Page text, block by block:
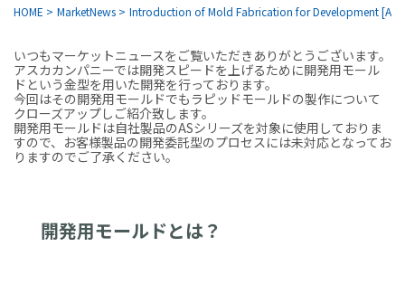
HOME > MarketNews > Introduction of Mold Fabrication for Development
いつもマーケットニュースをご覧いただきありがとうございます。
アスカカンパニーでは開発スピードを上げるために開発用モール
ドという金型を用いた開発を行っております。
今回はその開発用モールドでもラピッドモールドの製作について
クローズアップしご紹介致します。
開発用モールドは自社製品のASシリーズを対象に使用しておりま
すので、お客様製品の開発委託型のプロセスには未対応となってお
りますのでご了承ください。
開発用モールドとは？